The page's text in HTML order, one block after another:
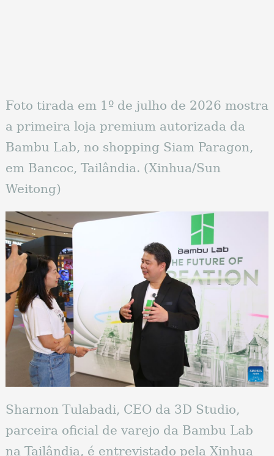
Foto tirada em 1º de julho de 2026 mostra
a primeira loja premium autorizada da
Bambu Lab, no shopping Siam Paragon,
em Bancoc, Tailândia. (Xinhua/Sun
Weitong)
Sharnon Tulabadi, CEO da 3D Studio,
parceira oficial de varejo da Bambu Lab
na Tailândia, é entrevistado pela Xinhua